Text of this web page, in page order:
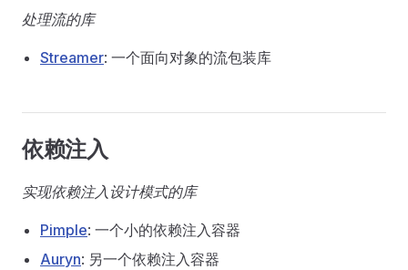
处理流的库
Streamer: 一个面向对象的流包装库
依赖注入
实现依赖注入设计模式的库
Pimple: 一个小的依赖注入容器
Auryn: 另一个依赖注入容器